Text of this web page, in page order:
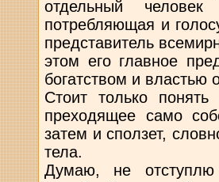
отдельный
потребляющая и
представитель
этом его главное
богатством и властью
Стоит только
преходящее само
затем и сползет,
тела.
Думаю, не